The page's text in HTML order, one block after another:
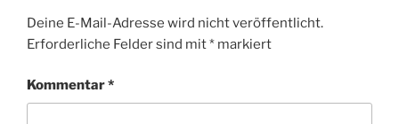
Deine E-Mail-Adresse wird nicht veröffentlicht.
Erforderliche Felder sind mit* markiert
Kommentar*